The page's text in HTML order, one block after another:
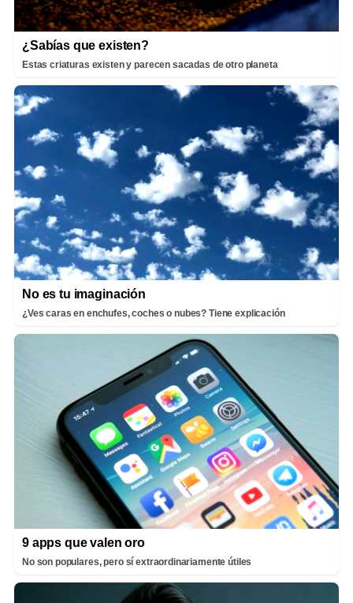
¿Sabías que existen?
Estas criaturas existen y parecen sacadas de otro planeta
No es tu imaginación
¿Ves caras en enchufes, coches o nubes? Tiene explicación
9 apps que valen oro
No son populares, pero sí extraordinariamente útiles